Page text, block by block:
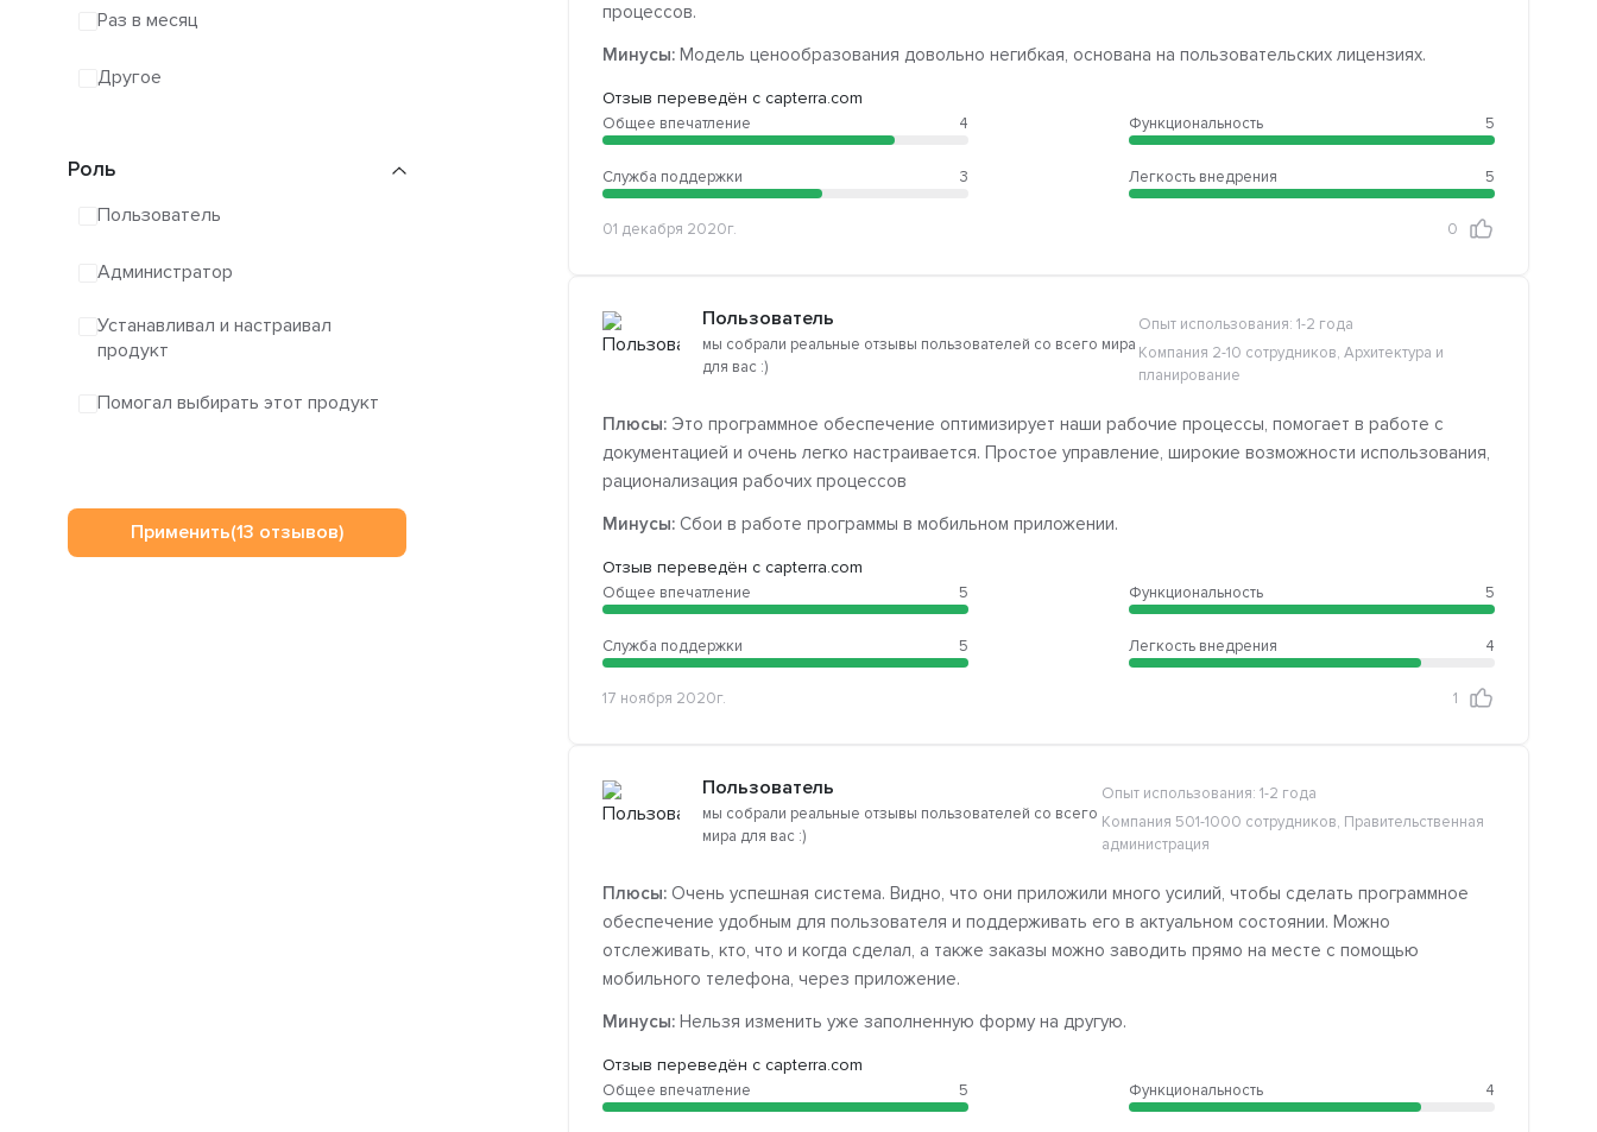
Раз в месяц
Другое
Роль
Пользователь
Администратор
Устанавливал и настраивал
продукт
Помогал выбирать этот продукт
Применить(13 отзывов)
процессов.
Минусы: Модель ценообразования довольно негибкая, основана на пользовательских лицензиях.
Отзыв переведён с capterra.com
Общее впечатление 4
Служба поддержки 3
Функциональность 5
Легкость внедрения 5
01 декабря 2020г. 0
Пользователь
мы собрали реальные отзывы пользователей со всего мира
для вас :)
Опыт использования: 1-2 года
Компания 2-10 сотрудников, Архитектура и
планирование
Плюсы: Это программное обеспечение оптимизирует наши рабочие процессы, помогает в работе с
документацией и очень легко настраивается. Простое управление, широкие возможности использования,
рационализация рабочих процессов
Минусы: Сбои в работе программы в мобильном приложении.
Отзыв переведён с capterra.com
Общее впечатление 5
Служба поддержки 5
Функциональность 5
Легкость внедрения 4
17 ноября 2020г. 1
Пользователь
мы собрали реальные отзывы пользователей со всего
мира для вас :)
Опыт использования: 1-2 года
Компания 501-1000 сотрудников, Правительственная
администрация
Плюсы: Очень успешная система. Видно, что они приложили много усилий, чтобы сделать программное
обеспечение удобным для пользователя и поддерживать его в актуальном состоянии. Можно
отслеживать, кто, что и когда сделал, а также заказы можно заводить прямо на месте с помощью
мобильного телефона, через приложение.
Минусы: Нельзя изменить уже заполненную форму на другую.
Отзыв переведён с capterra.com
Общее впечатление 5 Функциональность 4